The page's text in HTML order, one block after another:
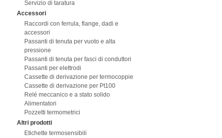
Servizio di taratura
Accessori
Raccordi con ferrula, flange, dadi e
accessori
Passanti di tenuta per vuoto e alta
pressione
Passanti di tenuta per fasci di conduttori
Passanti per elettrodi
Cassette di derivazione per termocoppie
Cassette di derivazione per Pt100
Relé meccanico e a stato solido
Alimentatori
Pozzetti termometrici
Altri prodotti
Etichette termosensibili